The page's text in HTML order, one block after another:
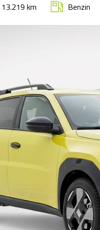
13.219 km Benzin